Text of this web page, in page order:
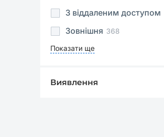
З віддаленим доступом
Зовнішня 368
Показати ще
Виявлення